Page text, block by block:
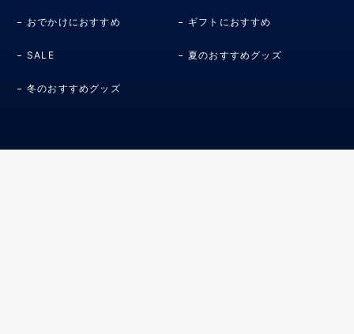
おでかけにおすすめ ギフトにおすすめ
SALE 夏のおすすめグッズ
冬のおすすめグッズ